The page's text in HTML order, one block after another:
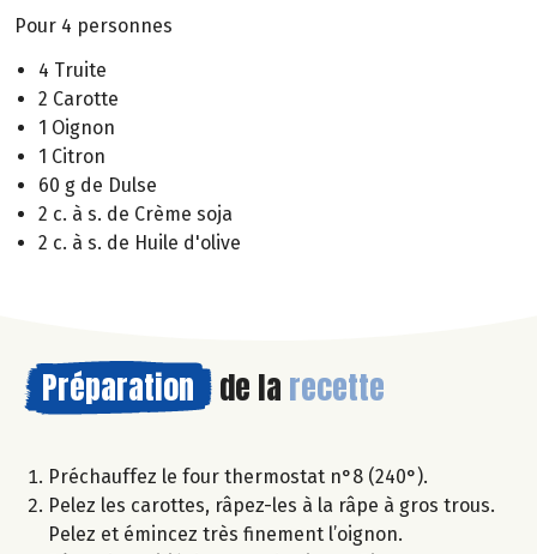
Pour 4 personnes
4 Truite
2 Carotte
1 Oignon
1 Citron
60 g de Dulse
2 c. à s. de Crème soja
2 c. à s. de Huile d'olive
Préparation de la recette
Préchauffez le four thermostat n°8 (240°).
Pelez les carottes, râpez-les à la râpe à gros trous.
Pelez et émincez très finement l’oignon.